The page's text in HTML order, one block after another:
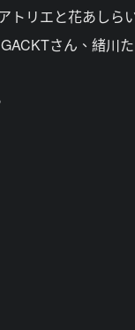
トリエと花あしら
さん、緒川